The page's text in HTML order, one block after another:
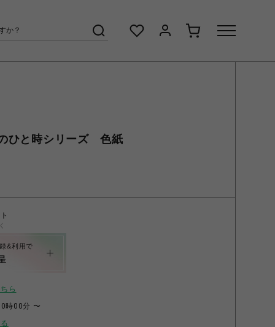
ひと時シリーズ 色紙
&利用で
ら
時00分 〜